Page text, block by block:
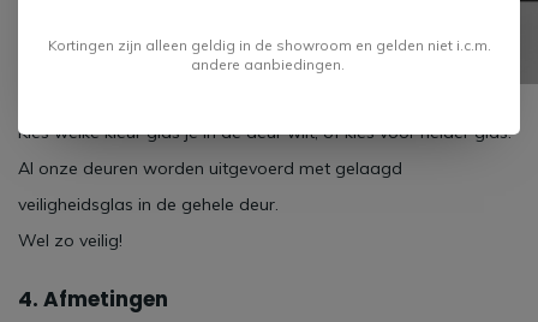
Kies welke kleur glas je in de deur wilt, of kies voor helder glas.
Al onze deuren worden uitgevoerd met gelaagd
veiligheidsglas in de gehele deur.
Wel zo veilig!
4. Afmetingen
Kortingen zijn alleen geldig in de showroom en gelden niet i.c.m.
andere aanbiedingen.